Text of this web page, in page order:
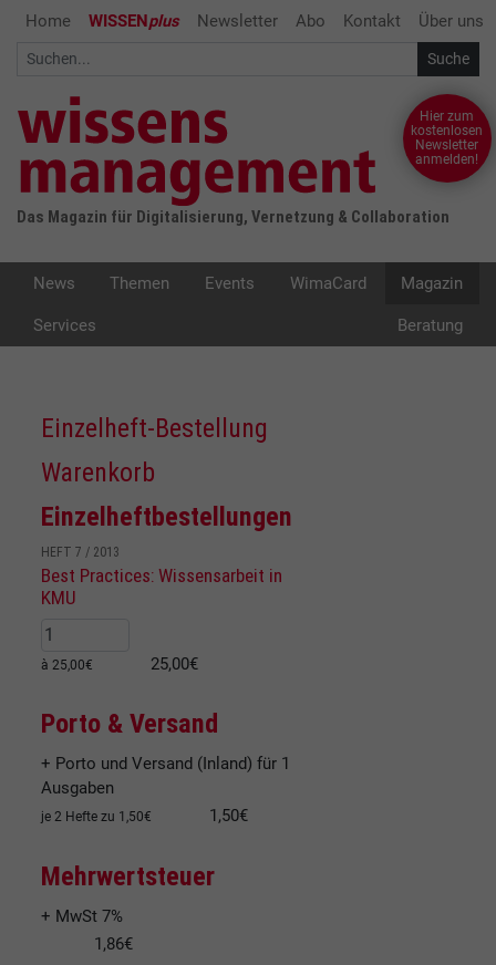
Home WISSENplus Newsletter Abo Kontakt Über uns
Das Magazin für Digitalisierung, Vernetzung & Collaboration
Hier zum
kostenlosen
Newsletter
anmelden!
News Themen Events WimaCard Magazin
Services Beratung
Einzelheft-Bestellung
Warenkorb
Einzelheftbestellungen
HEFT 7 / 2013
Best Practices: Wissensarbeit in
KMU
à 25,00€ 25,00€
Porto & Versand
+ Porto und Versand (Inland) für 1
Ausgaben
je 2 Hefte zu 1,50€ 1,50€
Mehrwertsteuer
+ MwSt 7%
1,86€